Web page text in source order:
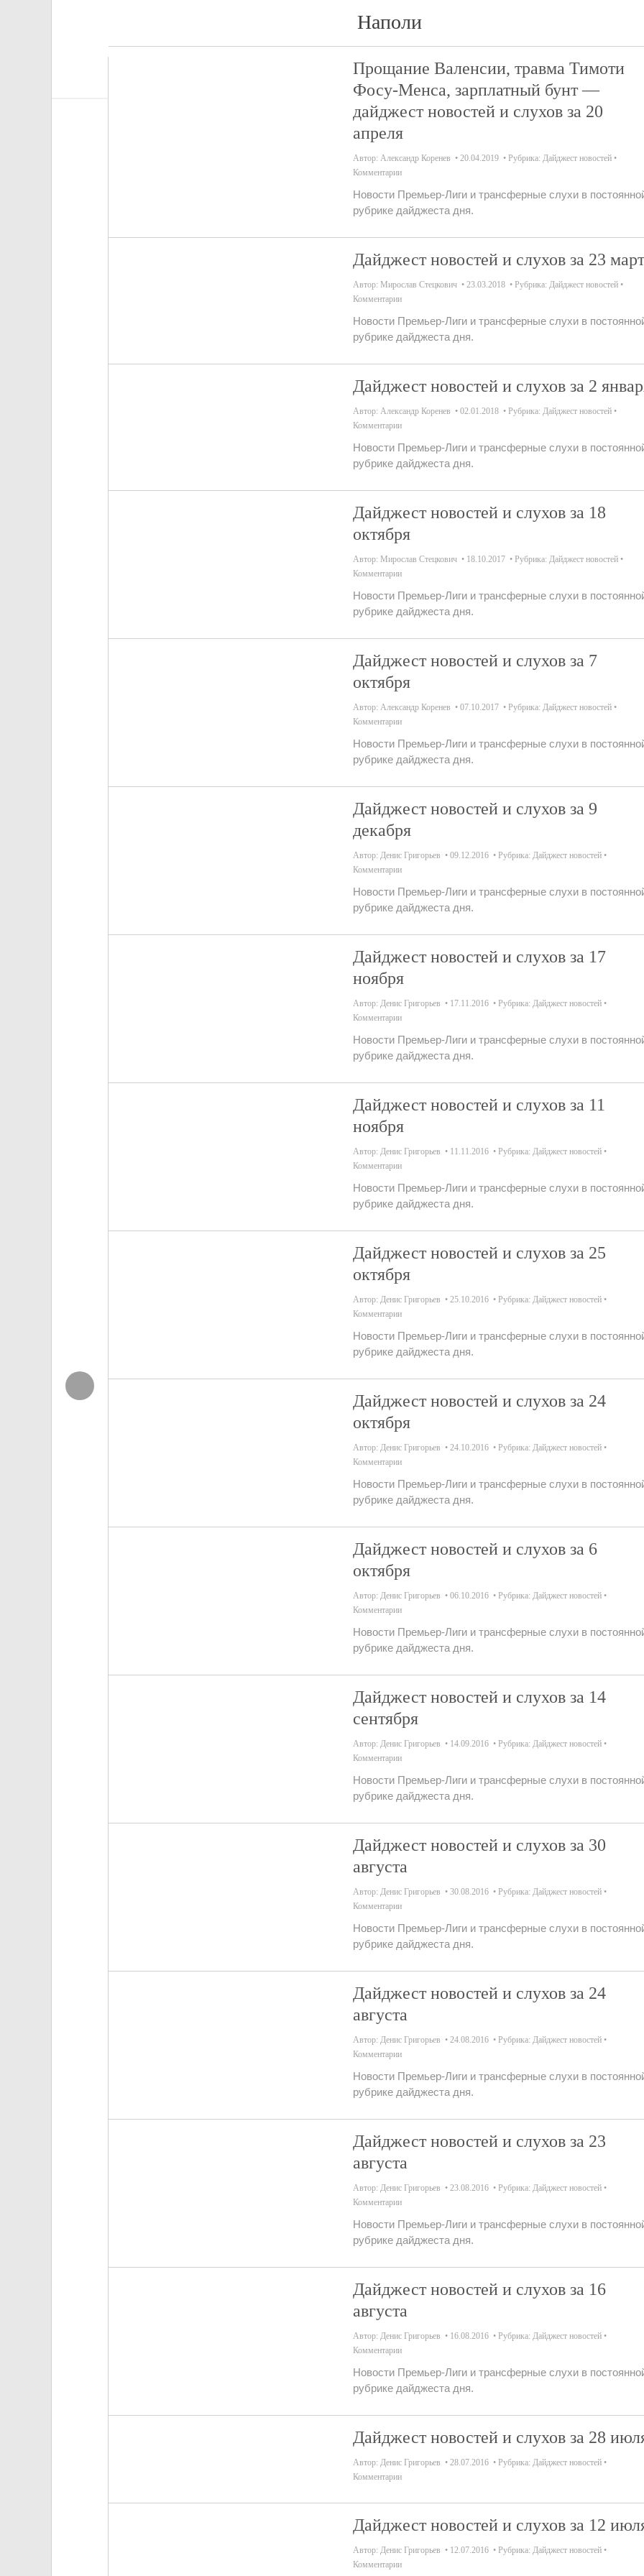
Наполи
Прощание Валенсии, травма Тимоти
Фосу-Менса, зарплатный бунт —
дайджест новостей и слухов за 20
апреля
Автор: Александр Коренев 20.04.2019 Рубрика: Дайджест новостей
Комментарии
Новости Премьер-Лиги и трансферные слухи в
рубрике дайджеста дня.
Дайджест новостей и слухов за 23
Автор: Мирослав Стецкович 23.03.2018 Рубрика: Дайджест новостей
Комментарии
Новости Премьер-Лиги и трансферные слухи в
рубрике дайджеста дня.
Дайджест новостей и слухов за 2
Автор: Александр Коренев 02.01.2018 Рубрика: Дайджест новостей
Комментарии
Новости Премьер-Лиги и трансферные слухи в
рубрике дайджеста дня.
Дайджест новостей и слухов за 18
октября
Автор: Мирослав Стецкович 18.10.2017 Рубрика: Дайджест новостей
Комментарии
Новости Премьер-Лиги и трансферные слухи в
рубрике дайджеста дня.
Дайджест новостей и слухов за 7
октября
Автор: Александр Коренев 07.10.2017 Рубрика: Дайджест новостей
Комментарии
Новости Премьер-Лиги и трансферные слухи в
рубрике дайджеста дня.
Дайджест новостей и слухов за 9
декабря
Автор: Денис Григорьев 09.12.2016 Рубрика: Дайджест новостей
Комментарии
Новости Премьер-Лиги и трансферные слухи в
рубрике дайджеста дня.
Дайджест новостей и слухов за 17
ноября
Автор: Денис Григорьев 17.11.2016 Рубрика: Дайджест новостей
Комментарии
Новости Премьер-Лиги и трансферные слухи в
рубрике дайджеста дня.
Дайджест новостей и слухов за 11
ноября
Автор: Денис Григорьев 11.11.2016 Рубрика: Дайджест новостей
Комментарии
Новости Премьер-Лиги и трансферные слухи в
рубрике дайджеста дня.
Дайджест новостей и слухов за 25
октября
Автор: Денис Григорьев 25.10.2016 Рубрика: Дайджест новостей
Комментарии
Новости Премьер-Лиги и трансферные слухи в
рубрике дайджеста дня.
Дайджест новостей и слухов за 24
октября
Автор: Денис Григорьев 24.10.2016 Рубрика: Дайджест новостей
Комментарии
Новости Премьер-Лиги и трансферные слухи в
рубрике дайджеста дня.
Дайджест новостей и слухов за 6
октября
Автор: Денис Григорьев 06.10.2016 Рубрика: Дайджест новостей
Комментарии
Новости Премьер-Лиги и трансферные слухи в
рубрике дайджеста дня.
Дайджест новостей и слухов за 14
сентября
Автор: Денис Григорьев 14.09.2016 Рубрика: Дайджест новостей
Комментарии
Новости Премьер-Лиги и трансферные слухи в
рубрике дайджеста дня.
Дайджест новостей и слухов за 30
августа
Автор: Денис Григорьев 30.08.2016 Рубрика: Дайджест новостей
Комментарии
Новости Премьер-Лиги и трансферные слухи в
рубрике дайджеста дня.
Дайджест новостей и слухов за 24
августа
Автор: Денис Григорьев 24.08.2016 Рубрика: Дайджест новостей
Комментарии
Новости Премьер-Лиги и трансферные слухи в
рубрике дайджеста дня.
Дайджест новостей и слухов за 23
августа
Автор: Денис Григорьев 23.08.2016 Рубрика: Дайджест новостей
Комментарии
Новости Премьер-Лиги и трансферные слухи в
рубрике дайджеста дня.
Дайджест новостей и слухов за 16
августа
Автор: Денис Григорьев 16.08.2016 Рубрика: Дайджест новостей
Комментарии
Новости Премьер-Лиги и трансферные слухи в
рубрике дайджеста дня.
Дайджест новостей и слухов за 28
Автор: Денис Григорьев 28.07.2016 Рубрика: Дайджест новостей
Комментарии
Дайджест новостей и слухов за 12
Автор: Денис Григорьев 12.07.2016 Рубрика: Дайджест новостей
Комментарии